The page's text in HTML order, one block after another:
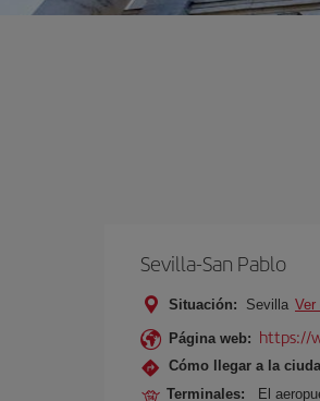
Sevilla-San Pablo
Situación: Sevilla Ver
Página web: https://
Cómo llegar a la
Terminales:
El